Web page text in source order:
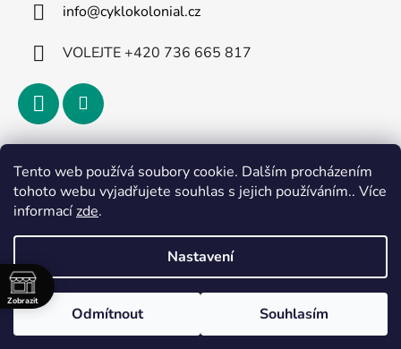
Tento web používá soubory cookie. Dalším procházením
tohoto webu vyjadřujete souhlas s jejich používáním.. Více
informacízde.
Nastavení
Odmítnout Souhlasím
info@cyklokolonial.cz
VOLEJTE +420 736 665 817
Přijímáme online platby
Vytvořil Shoptet
Copyright 2026
. Všechna práva
vyhrazena.Upravit nastavení cookies
Zobrazit